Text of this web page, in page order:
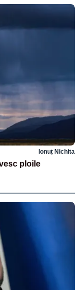
Ionuț Nichita
ploile